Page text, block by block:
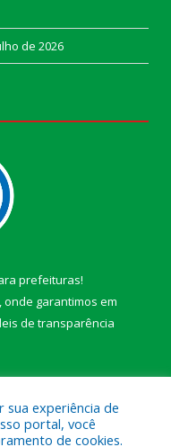
de 2026
prefeituras!
onde garantimos em
leis de transparência
sua experiência de
portal, você
de cookies.